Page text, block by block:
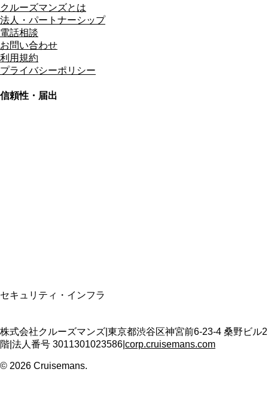
クルーズマンズとは
法人・パートナーシップ
電話相談
お問い合わせ
利用規約
プライバシーポリシー
信頼性・届出
セキュリティ・インフラ
株式会社クルーズマンズ 東京都渋谷区神宮前6-23-4 桑野ビル2
階 法人番号 3011301023586 corp.cruisemans.com
© 2026 Cruisemans.